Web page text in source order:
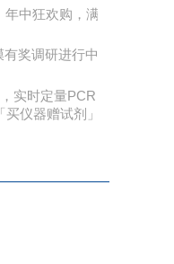
年中狂欢购，满
奖调研进行中
实时定量PCR
仪器赠试剂」